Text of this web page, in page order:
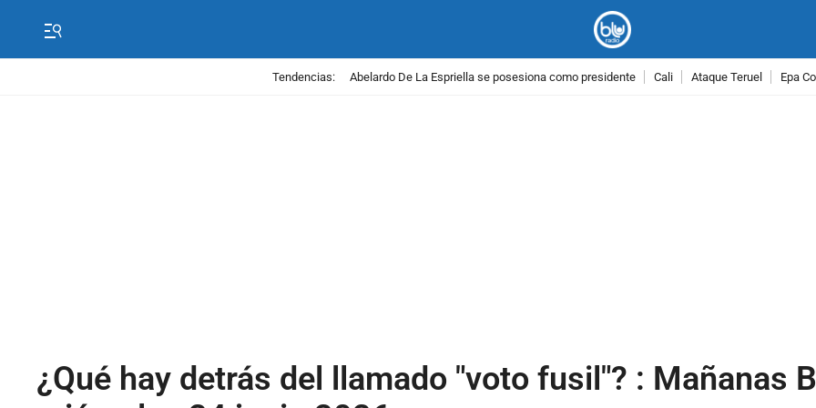
Tendencias: Abelardo De La Espriella se posesiona como presidente Cali Ataque Teruel Epa
¿Qué hay detrás del llamado "voto fusil"? : Mañanas